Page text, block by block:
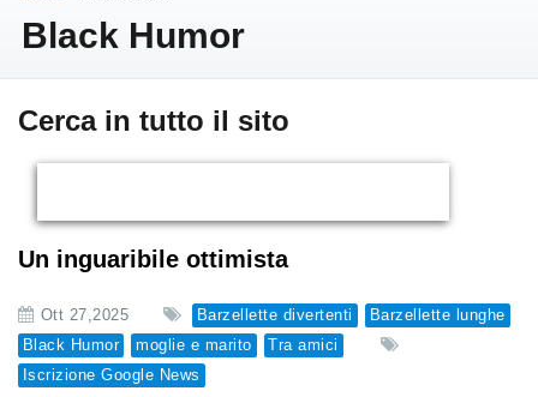
Black Humor
Cerca in tutto il sito
Un inguaribile ottimista
Ott 27,2025 Barzellette divertenti
Barzellette lunghe
Black Humor
moglie e marito
Tra amici
Iscrizione Google News